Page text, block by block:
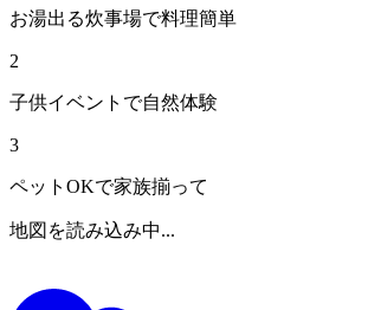
お湯出る炊事場で料理簡単
2
子供イベントで自然体験
3
ペットOKで家族揃って
地図を読み込み中...